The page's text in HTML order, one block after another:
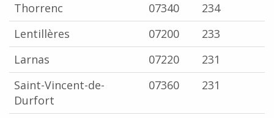
Thorrenc
07340
234
Lentillères
07200
233
Larnas
07220
231
Saint-Vincent-de-
Durfort
07360 231